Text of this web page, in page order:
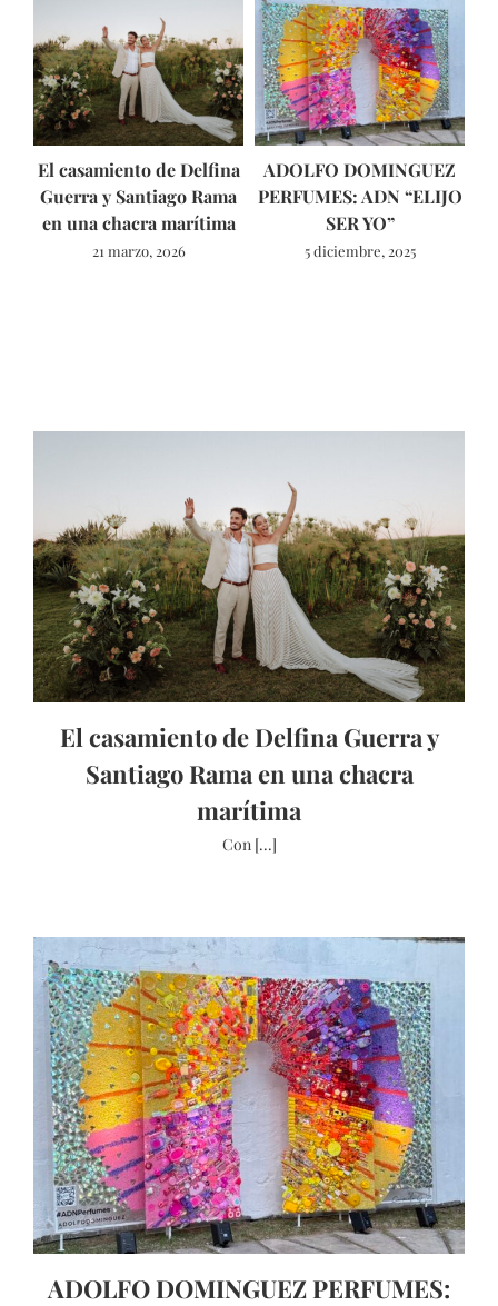
El casamiento de Delfina
Guerra y Santiago Rama
en una chacra marítima
21 marzo, 2026
ADOLFO DOMINGUEZ
PERFUMES: ADN “ELIJO
SER YO”
5 diciembre, 2025
El casamiento de Delfina Guerra y
Santiago Rama en una chacra
marítima
Con [...]
ADOLFO DOMINGUEZ PERFUMES: